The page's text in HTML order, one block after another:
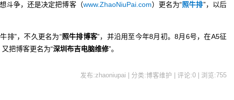
争，还是决定把博客（www.ZhaoNiuPai.com）更名为“照牛排”，以后
”，不久更名为“照牛排博客”，并沿用至今年8月初。8月6号，在A5征
把博客更名为“深圳布吉电脑维修”。
发布:zhaoniupai | 分类:博客维护 | 评论:0 | 浏览: 755